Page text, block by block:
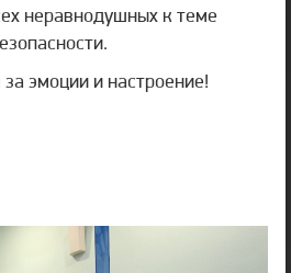
неравнодушных к теме
эмоции и настроение!